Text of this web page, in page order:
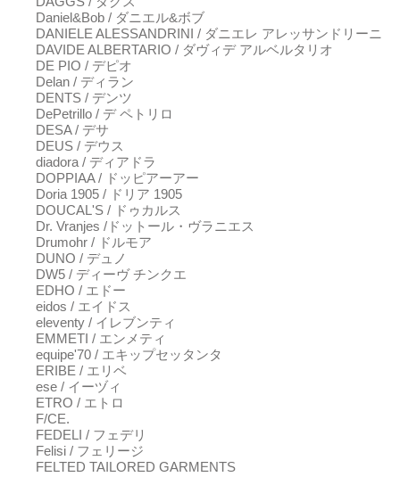
Daniel&Bob / ダニエル&ボブ
DANIELE ALESSANDRINI / ダニエレ アレッサンドリーニ
DAVIDE ALBERTARIO / ダヴィデ アルベルタリオ
DE PIO / デピオ
Delan / ディラン
DENTS / デンツ
DePetrillo / デ ペトリロ
DESA / デサ
DEUS / デウス
diadora / ディアドラ
DOPPIAA / ドッピアーアー
Doria 1905 / ドリア 1905
DOUCAL'S / ドゥカルス
Dr. Vranjes /ドットール・ヴラニエス
Drumohr / ドルモア
DUNO / デュノ
DW5 / ディーヴ チンクエ
EDHO / エドー
eidos / エイドス
eleventy / イレブンティ
EMMETI / エンメティ
equipe'70 / エキップセッタンタ
ERIBE / エリベ
ese / イーヅィ
ETRO / エトロ
F/CE.
FEDELI / フェデリ
Felisi / フェリージ
FELTED TAILORED GARMENTS